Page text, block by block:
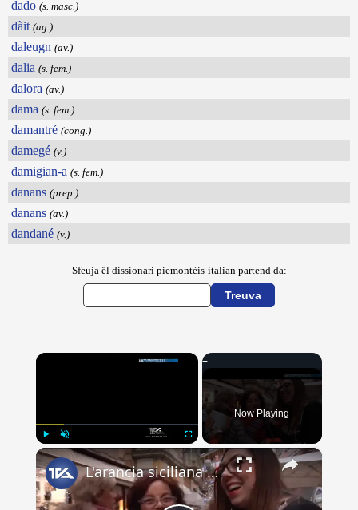
dado (s. masc.)
dàit (ag.)
daleugn (av.)
dalia (s. fem.)
dalora (av.)
dama (s. fem.)
damantré (cong.)
damegé (v.)
damigian-a (s. fem.)
danans (prep.)
danans (av.)
dandané (v.)
Sfeuja ël dissionari piemontèis-italian partend da:
×
Play Unmute Fullscreen
Now Playing
×
L'arancia siciliana sbarca a Sanremo